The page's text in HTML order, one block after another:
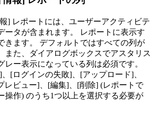
] レポートには、ユーザーアクティビテ
ータが含まれます。 レポートに表示す
きます。 デフォルトではすべての列が
また、ダイアログボックスでアスタリス
レー表示になっている列は必須です。
[ログインの失敗]、[アップロード]、
レビュー]、[編集]、[削除] (レポートで
操作) のうち1つ以上を選択する必要が